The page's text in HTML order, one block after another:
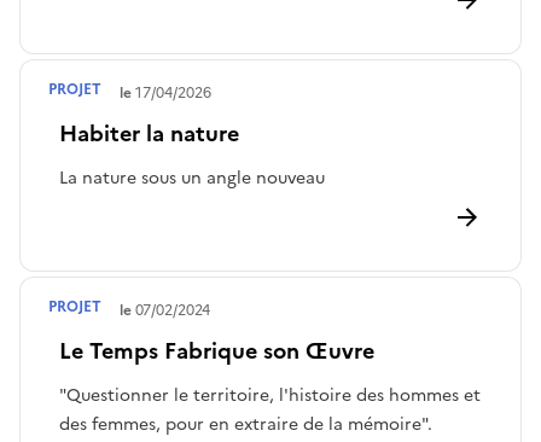
Habiter la nature
La nature sous un angle nouveau
Terminé le17/04/2026
PROJET
Le Temps Fabrique son Œuvre
"Questionner le territoire, l'histoire des hommes et
des femmes, pour en extraire de la mémoire".
Terminé le07/02/2024
PROJET